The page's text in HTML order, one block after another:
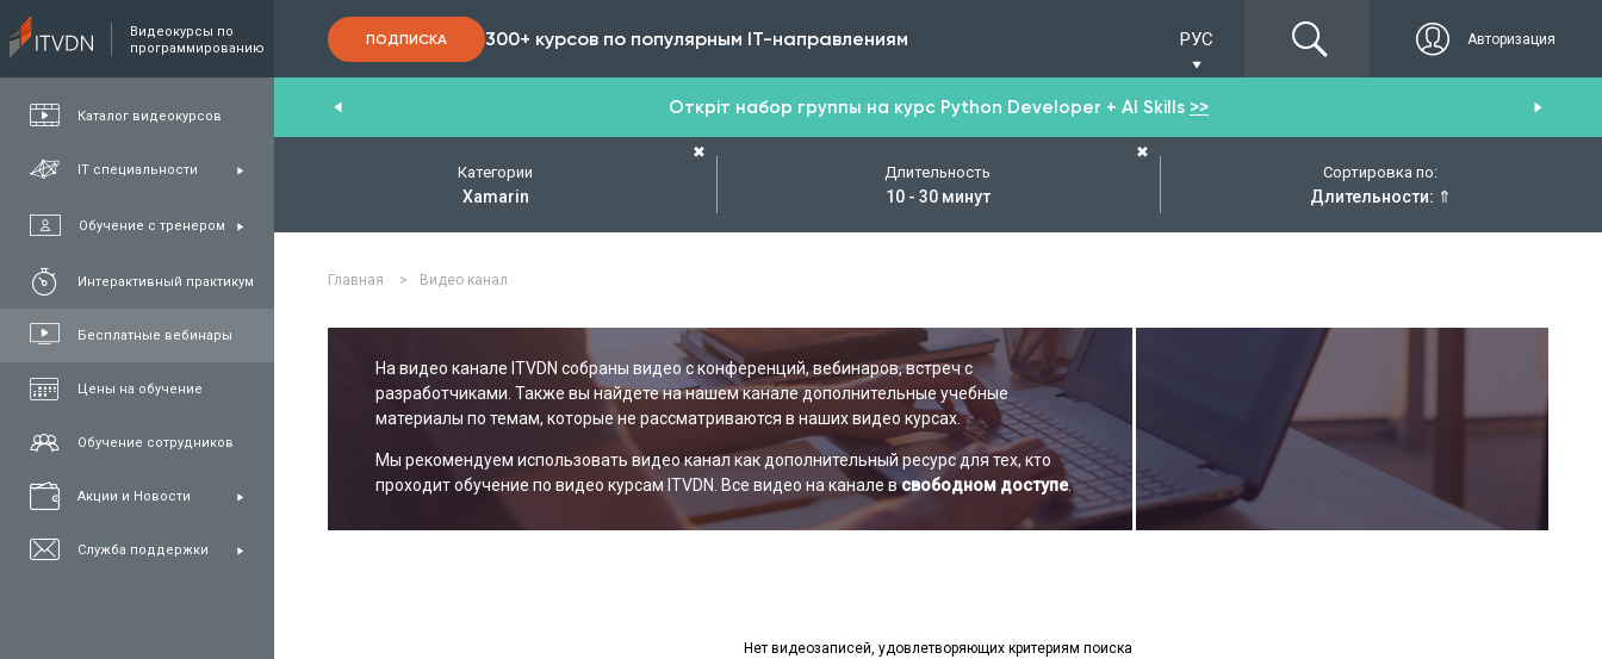
Видеокурсы по
программированию
Каталог видеокурсов
IT специальности
Обучение с тренером
Интерактивный практикум
Бесплатные вебинары
Цены на обучение
Обучение сотрудников
Акции и Новости
Служба поддержки
ПОДПИСКА 300+ курсов по популярным IT-направлениям РУС Авторизация
,FullStack Откріт набор группы на курс Python Developer + AI Skills >>
Категории
Xamarin
✖
Длительность
10 - 30 минут
✖
Сортировка по:
Длительности: ⇑
Главная > Видео канал
На видео канале ITVDN собраны видео с конференций, вебинаров, встреч с
разработчиками. Также вы найдете на нашем канале дополнительные учебные
материалы по темам, которые не рассматриваются в наших видео курсах.
Мы рекомендуем использовать видео канал как дополнительный ресурс для тех, кто
проходит обучение по видео курсам ITVDN. Все видео на канале всвободном доступе.
Нет видеозаписей, удовлетворяющих критериям поиска